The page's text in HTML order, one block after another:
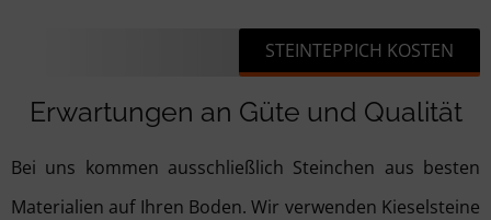
STEINTEPPICH KOSTEN
Erwartungen an Güte und Qualität
Bei uns kommen ausschließlich Steinchen aus besten
Materialien auf Ihren Boden. Wir verwenden Kieselsteine